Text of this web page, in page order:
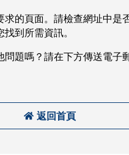
求的頁面。請檢查網址中是
到所需資訊。
問題嗎？請在下方傳送電子
返回首頁